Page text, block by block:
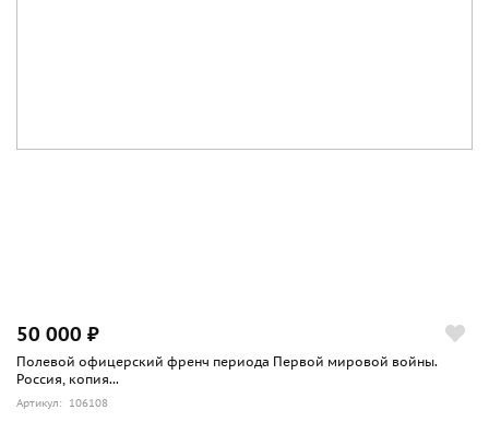
50 000 ₽
Полевой офицерский френч периода Первой мировой войны.
Россия, копия...
Артикул: 106108